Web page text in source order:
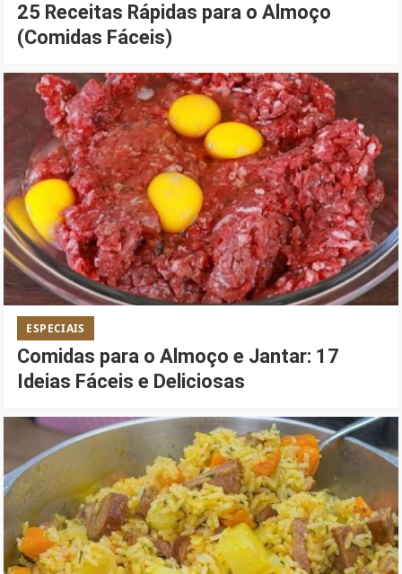
25 Receitas Rápidas para o Almoço
(Comidas Fáceis)
ESPECIAIS
Comidas para o Almoço e Jantar: 17
Ideias Fáceis e Deliciosas